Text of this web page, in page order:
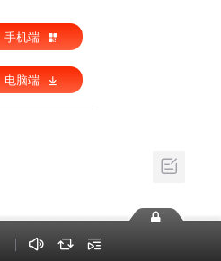
手机端
电脑端